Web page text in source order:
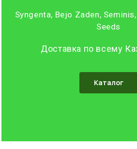
Syngenta, Bejo Zaden,
Seeds
Доставка по всему
Каталог